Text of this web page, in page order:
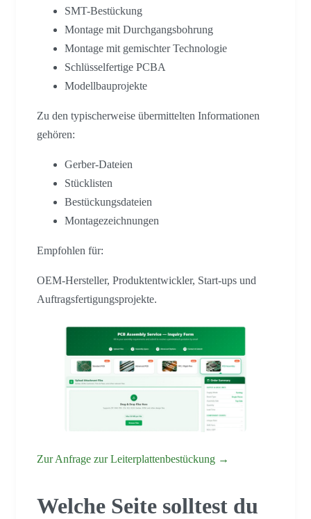
SMT-Bestückung
Montage mit Durchgangsbohrung
Montage mit gemischter Technologie
Schlüsselfertige PCBA
Modellbauprojekte
Zu den typischerweise übermittelten Informationen
gehören:
Gerber-Dateien
Stücklisten
Bestückungsdateien
Montagezeichnungen
Empfohlen für:
OEM-Hersteller, Produktentwickler, Start-ups und
Auftragsfertigungsprojekte.
Zur Anfrage zur Leiterplattenbestückung →
Welche Seite solltest du